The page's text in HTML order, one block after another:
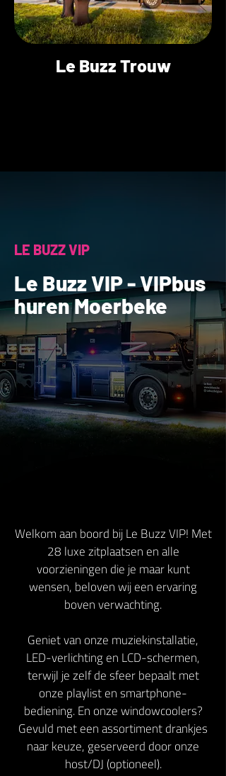
Le Buzz Trouw
LE BUZZ VIP
Le Buzz VIP - VIPbus
huren Moerbeke
Welkom aan boord bij Le Buzz VIP! Met
28 luxe zitplaatsen en alle
voorzieningen die je maar kunt
wensen, beloven wij een ervaring
boven verwachting.
Geniet van onze muziekinstallatie,
LED-verlichting en LCD-schermen,
terwijl je zelf de sfeer bepaalt met
onze playlist en smartphone-
bediening. En onze windowcoolers?
Gevuld met een assortiment drankjes
naar keuze, geserveerd door onze
host/DJ (optioneel).